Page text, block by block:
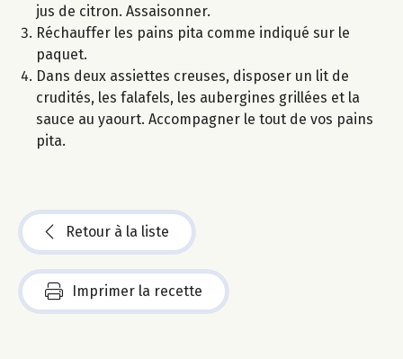
jus de citron. Assaisonner.
Réchauffer les pains pita comme indiqué sur le
paquet.
Dans deux assiettes creuses, disposer un lit de
crudités, les falafels, les aubergines grillées et la
sauce au yaourt. Accompagner le tout de vos pains
pita.
Retour à la liste
Imprimer la recette